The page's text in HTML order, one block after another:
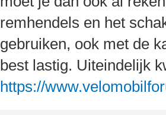
remhendels en het
gebruiken, ook met de
best lastig. Uiteindelijk
https://